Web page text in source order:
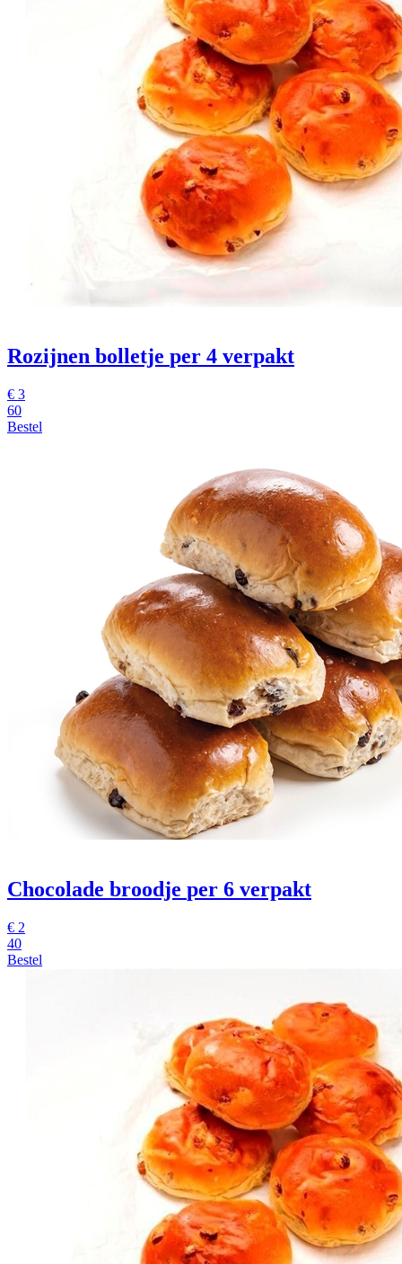
Rozijnen bolletje per 4 verpakt
€ 3
60
Bestel
Chocolade broodje per 6 verpakt
€ 2
40
Bestel